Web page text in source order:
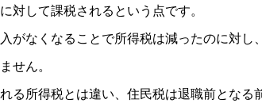
対して課税されるという点です。
がなくなることで所得税は減ったのに対し
せん。
る所得税とは違い、住民税は退職前となる